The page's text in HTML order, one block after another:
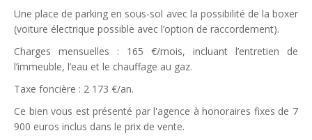
Une place de parking en sous-sol avec la possibilité de la boxer
(voiture électrique possible avec l’option de raccordement).
Charges mensuelles : 165 €/mois, incluant l’entretien de
l’immeuble, l’eau et le chauffage au gaz.
Taxe foncière : 2 173 €/an.
Ce bien vous est présenté par l'agence à honoraires fixes de 7
900 euros inclus dans le prix de vente.